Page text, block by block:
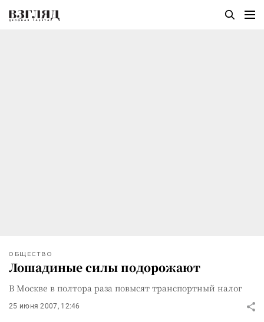
ОБЩЕСТВО
Лошадиные силы подорожают
В Москве в полтора раза повысят транспортный налог
25 июня 2007, 12:46